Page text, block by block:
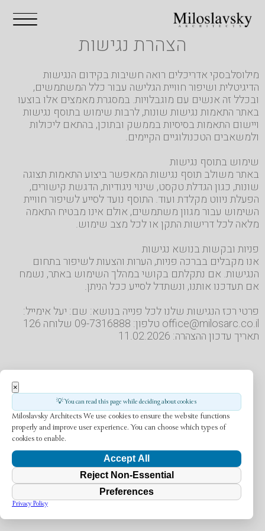
הצהרת נגישות
מילוסלבסקי אדריכלים רואה חשיבות בקידום הנגישות
הדיגיטלית ושיפור חוויית הגלישה עבור כלל המשתמשים,
ובכלל זה אנשים עם מוגבלויות. במסגרת מאמצים אלו בוצעו
באתר התאמות נגישות שונות, לרבות שימוש בתוסף נגישות
ויישום התאמות בסיסיות בממשק ובתוכן, בהתאם ליכולות
ולמשאבים הטכנולוגיים הקיימים.
שימוש בתוסף נגישות
באתר משולב תוסף נגישות המאפשר ביצוע התאמות תצוגה
שונות, כגון הגדלת טקסט, שינוי ניגודיות, הדגשת קישורים,
הפעלת ניווט מקלדת ועוד. התוסף נועד לסייע לשיפור חוויית
השימוש עבור מגוון משתמשים, אולם אינו מבטיח התאמה
מלאה לכל דרישות התקן או לכל מצב שימוש.
פניות ובקשות בנושא נגישות
אנו מקבלים בברכה פניות, הערות והצעות לשיפור בתחום
הנגישות. אם נתקלתם בקושי במהלך השימוש באתר, נשמח
אם תעדכנו אותנו, ונשתדל לסייע ככל הניתן.
פרטי רכז הנגישות שלנו לכל פנייה בנושא: שם: יעל אימייל:
office@milosarc.co.il טלפון: 09-7316888 שלוחה 126
תאריך עדכון ההצהרה: 11.02.2026
Cloud
×
💡 You can read this page while deciding about cookies
Miloslavsky Architects We use cookies to ensure the website functions
properly and improve user experience. You can choose which types of
cookies to enable.
Accept All
Reject Non-Essential
Preferences
Privacy Policy